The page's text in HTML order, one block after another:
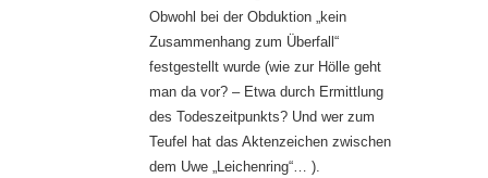
Obwohl bei der Obduktion „kein
Zusammenhang zum Überfall“
festgestellt wurde (wie zur Hölle geht
man da vor? – Etwa durch Ermittlung
des Todeszeitpunkts? Und wer zum
Teufel hat das Aktenzeichen zwischen
dem Uwe „Leichenring“… ).